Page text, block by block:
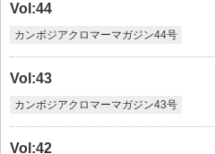
Vol:44
カンボジアクロマーマガジン44号
Vol:43
カンボジアクロマーマガジン43号
Vol:42